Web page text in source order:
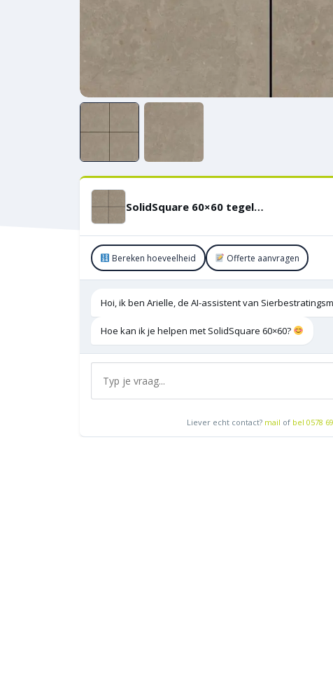
SolidSquare 60×60 tegel Limerock Taupe
Bereken hoeveelheid Offerte aanvragen
Hoi, ik ben Arielle, de AI-assistent van
Hoe kan ik je helpen met SolidSquare 60×60?
Liever echt contact? mail of bel 0578